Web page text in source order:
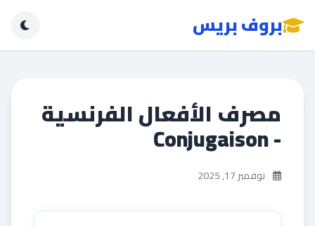
بروف بريس
مصرف الأفعال الفرنسية
- Conjugaison
نوفمبر 17, 2025